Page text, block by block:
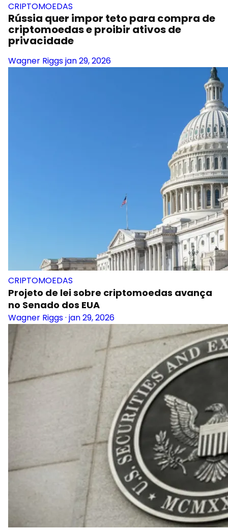
CRIPTOMOEDAS
Rússia quer impor teto para compra de
criptomoedas e proibir ativos de
privacidade
Wagner Riggsjan 29, 2026
CRIPTOMOEDAS
Projeto de lei sobre criptomoedas avança
no Senado dos EUA
Wagner Riggs· jan 29, 2026